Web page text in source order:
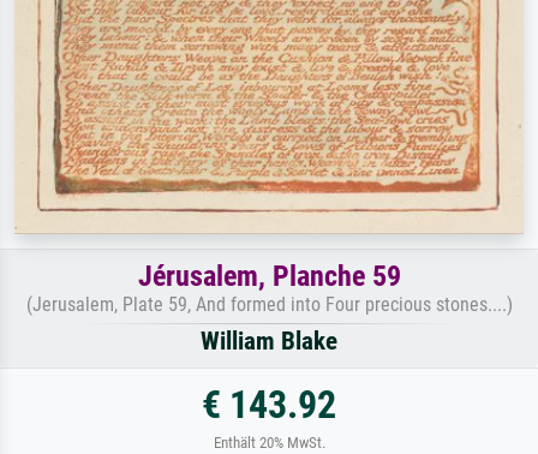
Jérusalem, Planche 59
(Jerusalem, Plate 59, And formed into Four precious stones....)
William Blake
€ 143.92
Enthält 20% MwSt.